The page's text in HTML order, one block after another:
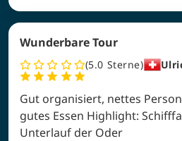
Wunderbare Tour
5.0 Sterne
Gut organisiert, nettes
gutes Essen Highlight:
Unterlauf der Oder